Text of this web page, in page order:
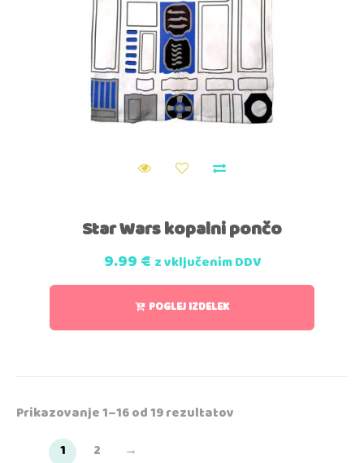
Star Wars kopalni pončo
9.99€ z vključenim DDV
POGLEJ IZDELEK
Prikazovanje 1–16 od 19 rezultatov
1
2 →